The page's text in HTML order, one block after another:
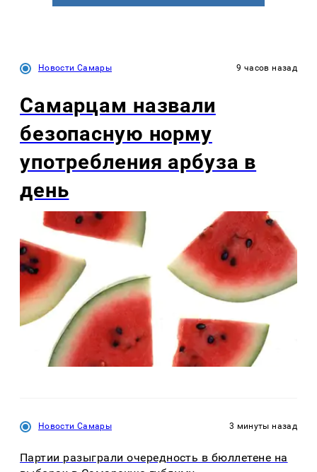
Новости Самары 9 часов назад
Самарцам назвали
безопасную норму
употребления арбуза в
день
Новости Самары 3 минуты назад
Партии разыграли очередность в бюллетене на